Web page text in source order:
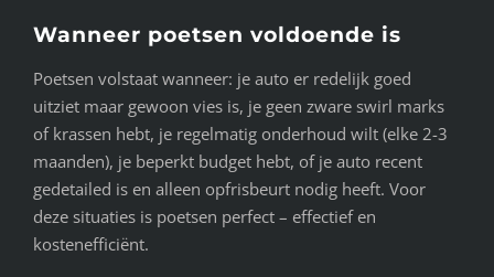
Wanneer poetsen voldoende is
Poetsen volstaat wanneer: je auto er redelijk goed
uitziet maar gewoon vies is, je geen zware swirl marks
of krassen hebt, je regelmatig onderhoud wilt (elke 2-3
maanden), je beperkt budget hebt, of je auto recent
gedetailed is en alleen opfrisbeurt nodig heeft. Voor
deze situaties is poetsen perfect – effectief en
kostenefficiënt.